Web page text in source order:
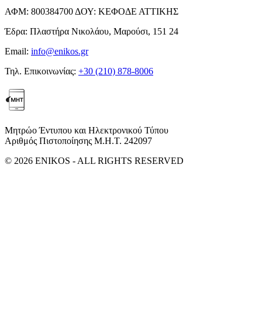
ΑΦΜ: 800384700 ΔΟΥ: ΚΕΦΟΔΕ ΑΤΤΙΚΗΣ
Έδρα: Πλαστήρα Νικολάου, Μαρούσι, 151 24
Email: info@enikos.gr
Τηλ. Επικοινωνίας: +30 (210) 878-8006
Μητρώο Έντυπου και Ηλεκτρονικού Τύπου
Αριθμός Πιστοποίησης Μ.Η.Τ. 242097
© 2026 ENIKOS - ALL RIGHTS RESERVED